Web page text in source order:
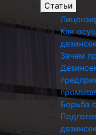
Статьи
Как
Зачем
Борьба